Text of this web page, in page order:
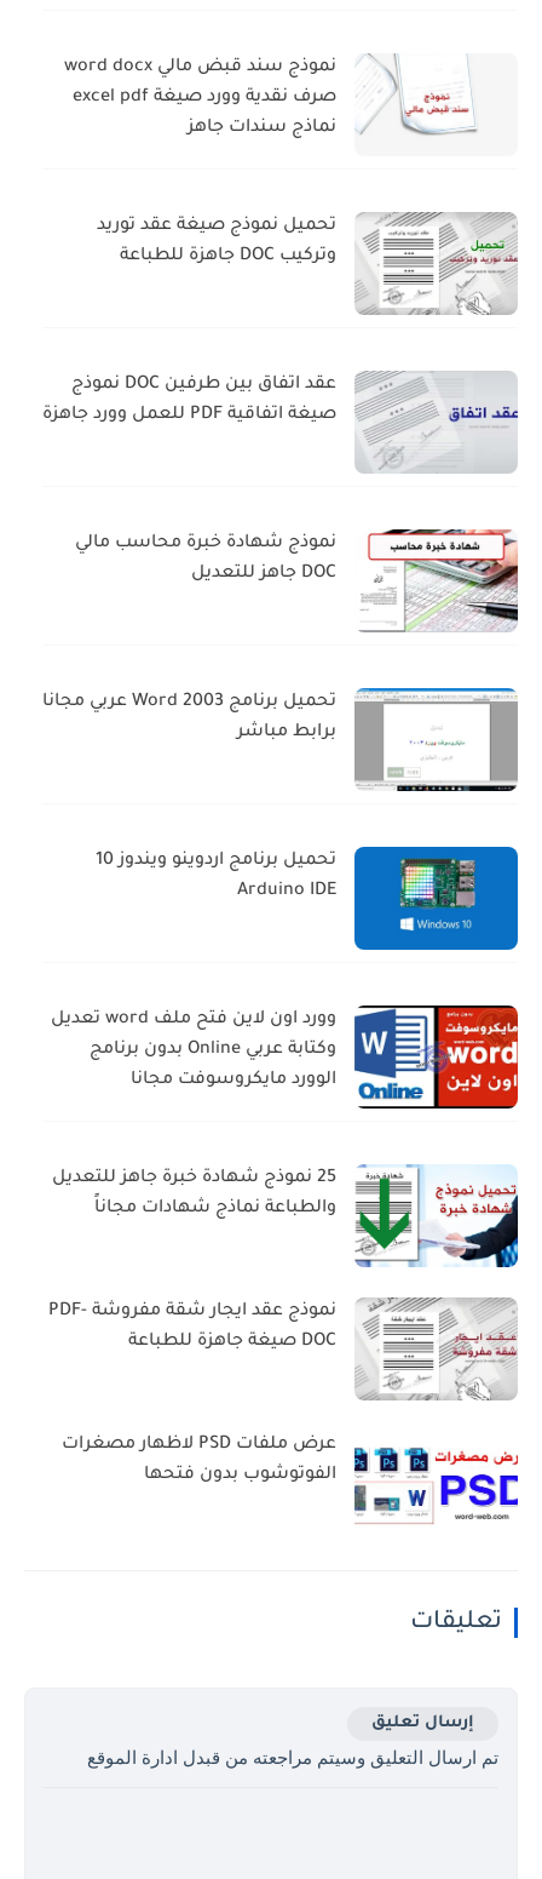
نموذج سند قبض مالي word docx
صرف نقدية وورد صيغة excel pdf
نماذج سندات جاهز
تحميل نموذج صيغة عقد توريد
وتركيب DOC جاهزة للطباعة
عقد اتفاق بين طرفين DOC نموذج
صيغة اتفاقية PDF للعمل وورد جاهزة
نموذج شهادة خبرة محاسب مالي
DOC جاهز للتعديل
تحميل برنامج Word 2003 عربي مجانا
برابط مباشر
تحميل برنامج اردوينو ويندوز 10
Arduino IDE
وورد اون لاين فتح ملف word تعديل
وكتابة عربي Online بدون برنامج
الوورد مايكروسوفت مجانا
25 نموذج شهادة خبرة جاهز للتعديل
والطباعة نماذج شهادات مجاناً
نموذج عقد ايجار شقة مفروشة PDF-
DOC صيغة جاهزة للطباعة
عرض ملفات PSD لاظهار مصغرات
الفوتوشوب بدون فتحها
تعليقات
إرسال تعليق
تم ارسال التعليق وسيتم مراجعته من قبدل ادارة الموقع